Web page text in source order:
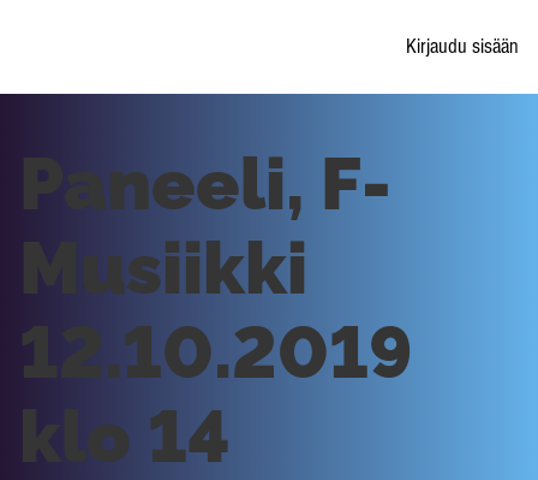
Kirjaudu sisään
Paneeli, F-
Musiikki
12.10.2019
klo 14